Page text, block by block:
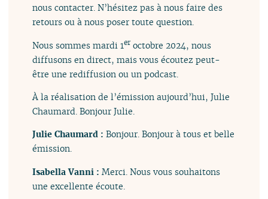
nous contacter. N’hésitez pas à nous faire des
retours ou à nous poser toute question.
Nous sommes mardi 1eroctobre 2024, nous
diffusons en direct, mais vous écoutez peut-
être une rediffusion ou un podcast.
À la réalisation de l’émission aujourd’hui, Julie
Chaumard. Bonjour Julie.
Julie Chaumard :Bonjour. Bonjour à tous et belle
émission.
Isabella Vanni :Merci. Nous vous souhaitons
une excellente écoute.